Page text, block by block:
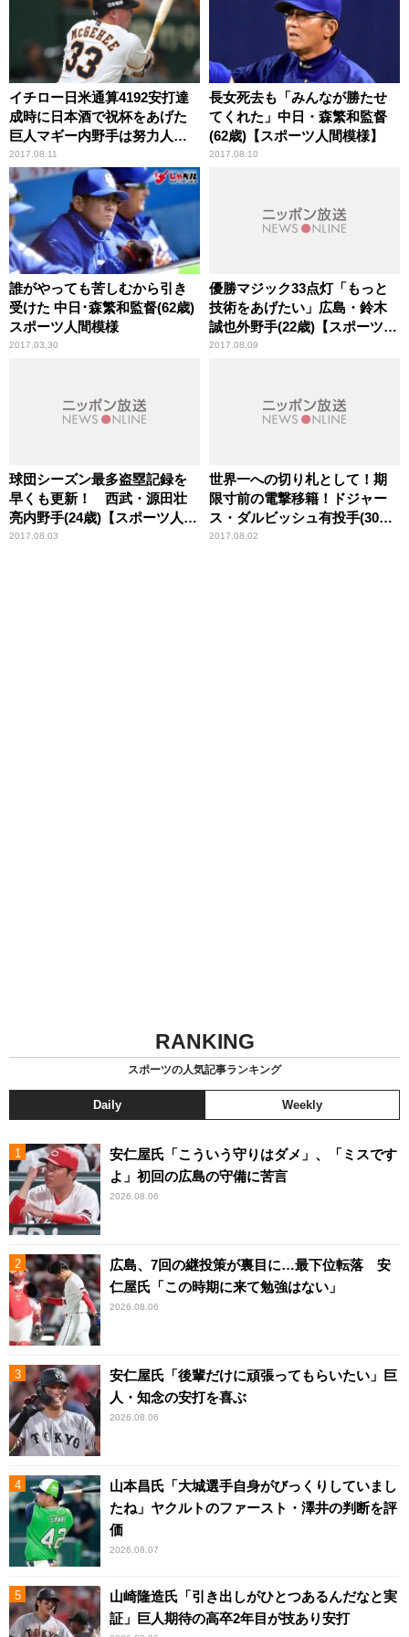
イチロー日米通算4192安打達
成時に日本酒で祝杯をあげた
巨人マギー内野手は努力人柄
を備える補強成功ナンバーワ
ン【スポーツ人間模様】
2017.08.11
長女死去も「みんなが勝たせ
てくれた」中日・森繁和監督
(62歳)【スポーツ人間模様】
2017.08.10
誰がやっても苦しむから引き
受けた 中日･森繁和監督(62歳)
スポーツ人間模様
2017.03.30
優勝マジック33点灯「もっと
技術をあげたい」広島・鈴木
誠也外野手(22歳)【スポーツ人
間模様】
2017.08.09
球団シーズン最多盗塁記録を
早くも更新！ 西武・源田壮
亮内野手(24歳)【スポーツ人間
模様】
2017.08.03
世界一への切り札として！期
限寸前の電撃移籍！ドジャー
ス・ダルビッシュ有投手(30歳)
【スポーツ人間模様】
2017.08.02
RANKING
スポーツの人気記事ランキング
Daily Weekly
安仁屋氏「こういう守りはダメ」、「ミスです
よ」初回の広島の守備に苦言
2026.08.06
広島、7回の継投策が裏目に…最下位転落 安
仁屋氏「この時期に来て勉強はない」
2026.08.06
安仁屋氏「後輩だけに頑張ってもらいたい」巨
人・知念の安打を喜ぶ
2026.08.06
山本昌氏「大城選手自身がびっくりしていまし
たね」ヤクルトのファースト・澤井の判断を評
価
2026.08.07
山崎隆造氏「引き出しがひとつあるんだなと実
証」巨人期待の高卒2年目が技あり安打